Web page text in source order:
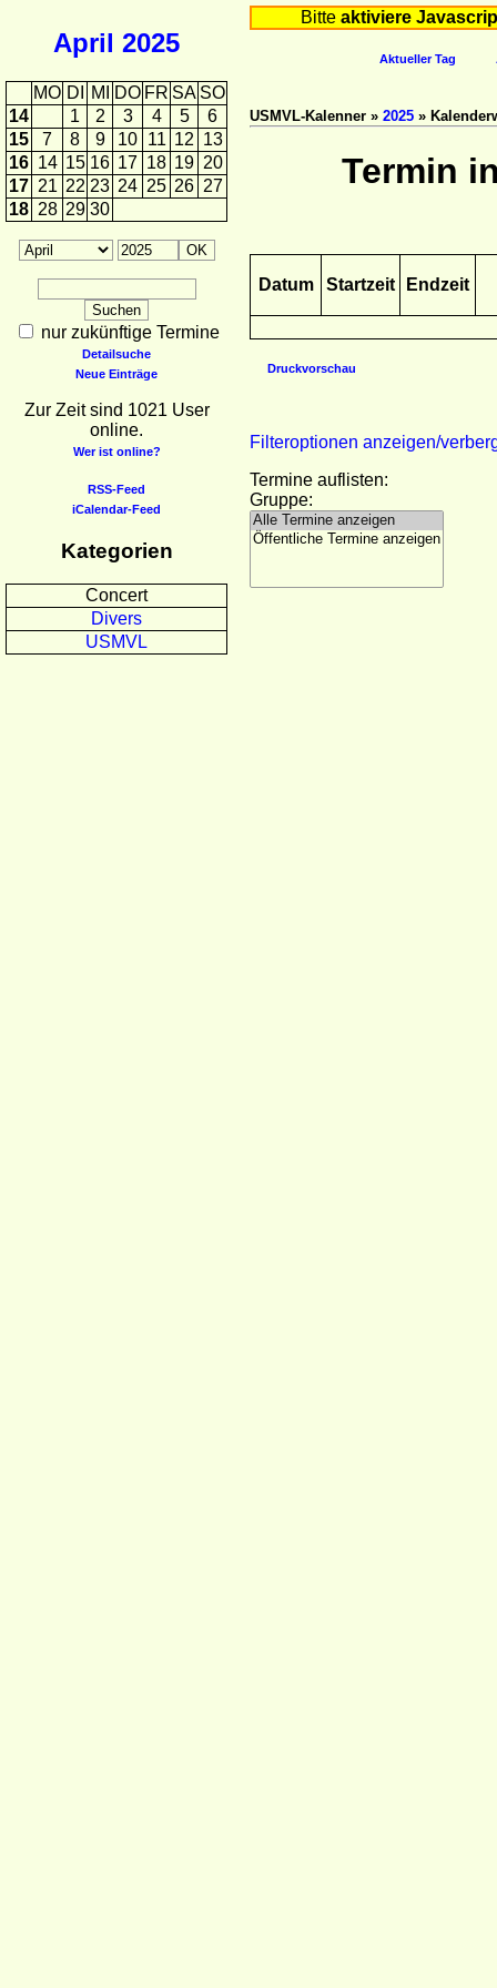
April 2025
MO DI MI DO FR SA SO
14
1 2 3 4 5
6
15
7 8 9 10 11 12 13
16 14 15 16 17 18 19 20
17 21 22 23 24 25 26 27
18 28 29 30
nur zukünftige Termine
Detailsuche
Neue Einträge
Zur Zeit sind 1021 User
online.
Wer ist online?
RSS-Feed
iCalendar-Feed
Kategorien
Concert
Divers
USMVL
Bitte aktiviere
Aktueller Tag
USMVL-Kalenner » 2025 »
Termin
Datum Startzeit Endzeit
Druckvorschau
Filteroptionen anzeigen/
Termine auflisten:
Gruppe: